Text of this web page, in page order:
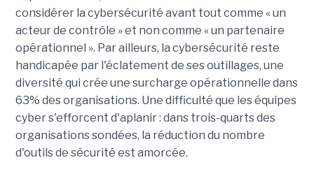
considérer la cybersécurité avant tout comme « un
acteur de contrôle » et non comme « un partenaire
opérationnel ». Par ailleurs, la cybersécurité reste
handicapée par l'éclatement de ses outillages, une
diversité qui crée une surcharge opérationnelle dans
63% des organisations. Une difficulté que les équipes
cyber s'efforcent d'aplanir : dans trois-quarts des
organisations sondées, la réduction du nombre
d'outils de sécurité est amorcée.